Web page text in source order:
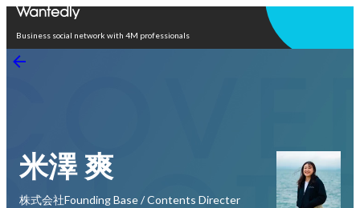
Business social network with 4M professionals
米澤 爽
株式会社Founding Base / Contents Directer